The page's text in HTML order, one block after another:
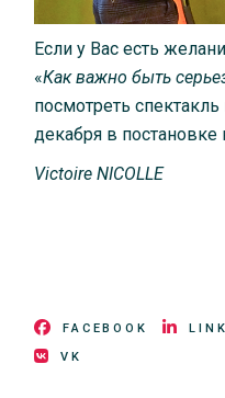
Если у Вас есть
«Как важно быть
посмотреть
декабря в постановке
Victoire NICOLLE
FACEBOOK
VK